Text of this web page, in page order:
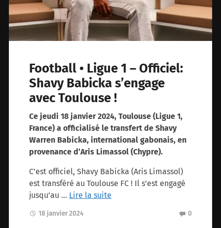
Football • Ligue 1 – Officiel:
Shavy Babicka s’engage
avec Toulouse !
Ce jeudi 18 janvier 2024, Toulouse (Ligue 1,
France) a officialisé le transfert de Shavy
Warren Babicka, international gabonais, en
provenance d’Aris Limassol (Chypre).
C’est officiel, Shavy Babicka (Aris Limassol)
est transféré au Toulouse FC ! Il s’est engagé
jusqu’au … Lire la suite
18 janvier 2024 0